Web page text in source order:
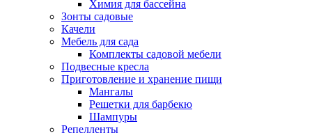
Химия для бассейна
Зонты садовые
Качели
Мебель для сада
Комплекты садовой мебели
Подвесные кресла
Приготовление и хранение пищи
Мангалы
Решетки для барбекю
Шампуры
Репелленты